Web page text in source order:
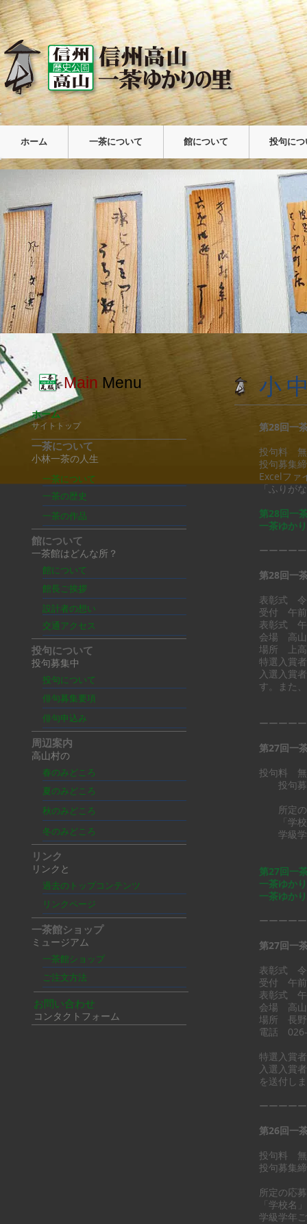
ホーム 一茶について 館について 投句に
小
第28回一
投句料 無
投句募集
Excelファ
「ふりが
第28回一
一茶ゆか
ーーーー
第28回一
表彰式 令
受付 午
表彰式 午
会場 高山
場所 上高
特選入賞
入選入賞
す。また
ーーーー
第27回一
投句料 無
投句募
所定の
「学校
学級学
第27回一
一茶ゆか
一茶ゆか
ーーーー
第27回一
表彰式 令
受付 午
表彰式 午
会場 高山
場所 長野
電話
特選入賞
入選入賞
を送付し
ーーーー
第26回一
投句料 無
投句募集
所定の応
「学校名
学級学年
ホーム
​サイトトップ
一茶について
小林一茶の人生
一茶について
一茶の歴史
一茶の作品
館について
一茶館はどんな所？
館について
館長ご挨拶
設計者の想い
交通アクセス
投句について
投句募集中
投句について
俳句募集要項
俳句申込み
周辺案内
高山村の
春のみどころ
夏のみどころ
秋のみどころ
冬のみどころ
リンク
リンクと
過去のトップコンテンツ
リンクページ
一茶館ショップ
​ミュージアム
一茶館ショップ
ご注文方法
お問い合わせ
​コンタクトフォーム
Main Menu